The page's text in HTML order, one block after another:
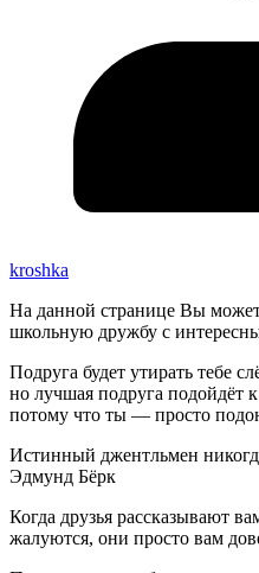
kroshka
На данной странице Вы
школьную дружбу с
Подруга будет утирать тебе
но лучшая подруга подойдёт
потому что ты — просто
Истинный джентльмен
Эдмунд Бёрк
Когда друзья рассказывают
жалуются, они просто вам